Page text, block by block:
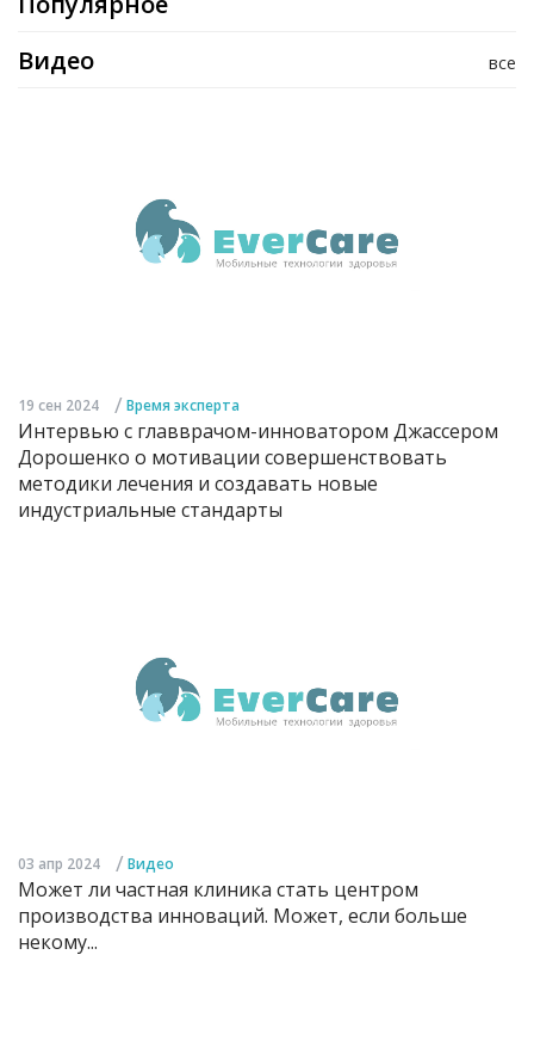
все
Видео
19 сен 2024 / Время эксперта
Интервью с главврачом-инноватором Джассером
Дорошенко о мотивации совершенствовать
методики лечения и создавать новые
индустриальные стандарты
03 апр 2024 / Видео
Может ли частная клиника стать центром
производства инноваций. Может, если больше
некому...